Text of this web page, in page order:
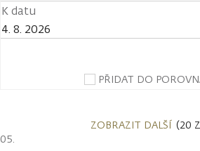
K datu
4. 8. 2026
PŘIDAT DO
ZOBRAZIT DALŠÍ (20